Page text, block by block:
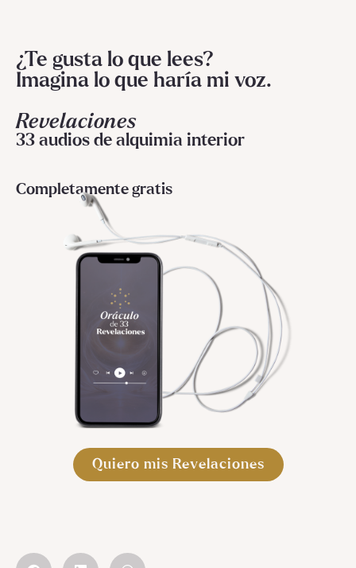
¿Te gusta lo que lees?
Imagina lo que haría mi voz.
Revelaciones
33 audios de alquimia interior
Completamente gratis
Quiero mis Revelaciones